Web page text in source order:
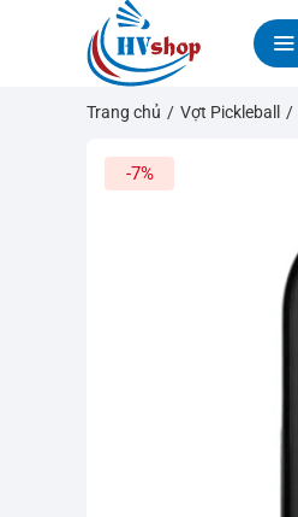
Trang chủ / Vợt Pickleball /
-7%